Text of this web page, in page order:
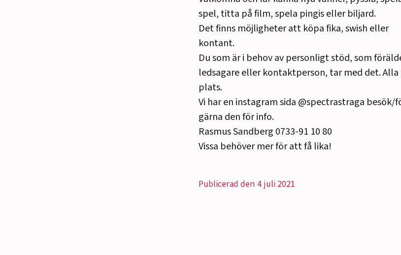
spel, titta på film, spela pingis eller biljard.
Det finns möjligheter att köpa fika, swish eller
kontant.
Du som är i behov av personligt stöd, som
ledsagare eller kontaktperson, tar med det. Alla
plats.
Vi har en instagram sida @spectrastraga besök/
gärna den för info.
Rasmus Sandberg 0733-91 10 80
Vissa behöver mer för att få lika!
Publicerad den 4 juli 2021